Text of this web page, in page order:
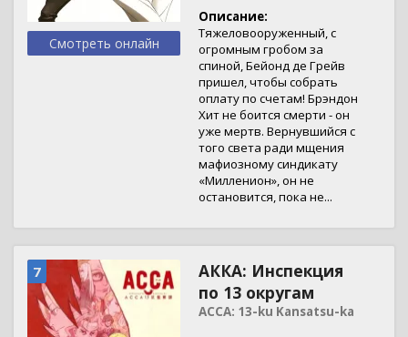
Смотреть онлайн
Описание:
Тяжеловооруженный, с
огромным гробом за
спиной, Бейонд де Грейв
пришел, чтобы собрать
оплату по счетам! Брэндон
Хит не боится смерти - он
уже мертв. Вернувшийся с
того света ради мщения
мафиозному синдикату
«Милленион», он не
остановится, пока не...
7
АККА: Инспекция
по 13 округам
ACCA: 13-ku Kansatsu-ka